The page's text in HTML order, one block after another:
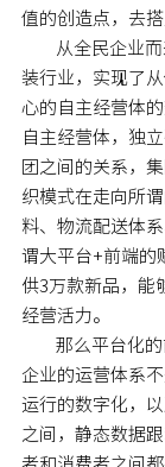
值的创造点，去
从全民企业
装行业，实现了
心的自主经营体
自主经营体，独
团之间的关系，
织模式在走向所
料、物流配送体
谓大平台+前端的
供3万款新品，能
经营活力。
那么平台化
企业的运营体系
运行的数字化，
之间，静态数据